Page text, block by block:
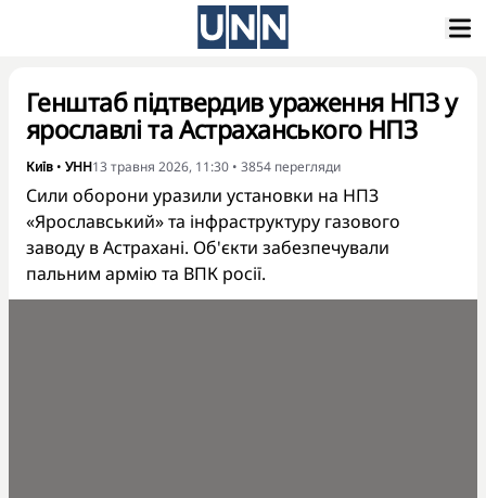
Генштаб підтвердив ураження НПЗ у
ярославлі та Астраханського НПЗ
Київ • УНН13 травня 2026, 11:30 • 3854 перегляди
Сили оборони уразили установки на НПЗ
«Ярославський» та інфраструктуру газового
заводу в Астрахані. Об'єкти забезпечували
пальним армію та ВПК росії.